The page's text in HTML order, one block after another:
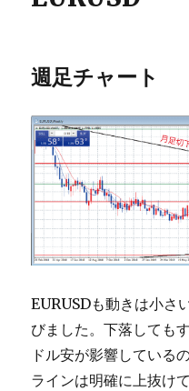
週足チャート
EURUSDも動きは小さ
びました。下落しても
ドル安が影響している
ラインは明確に上抜け